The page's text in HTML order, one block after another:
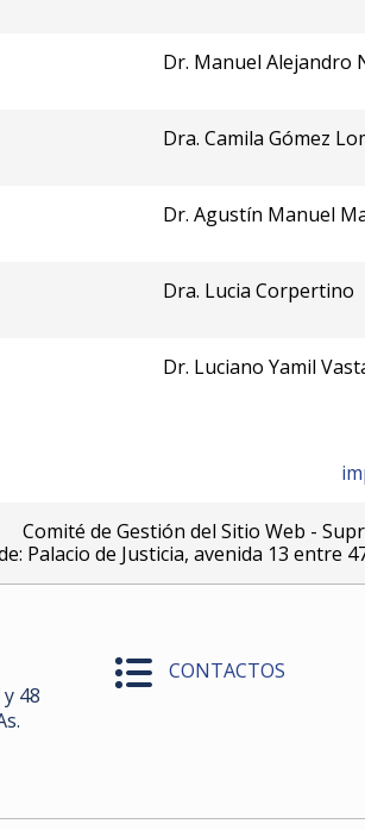
Dr. Manuel Alejandro
Dra. Camila Gómez
Dr. Agustín Manuel
Dra. Lucia Corpertino
Dr. Luciano Yamil
Comité de Gestión del Sitio Web -
Palacio de Justicia, avenida 13 entre
48
CONTACTOS